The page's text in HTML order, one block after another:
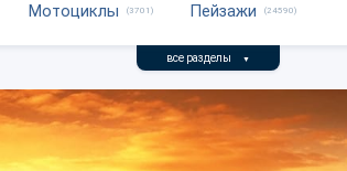
Мотоциклы (3701) Пейзажи (24590)
все разделы ▼